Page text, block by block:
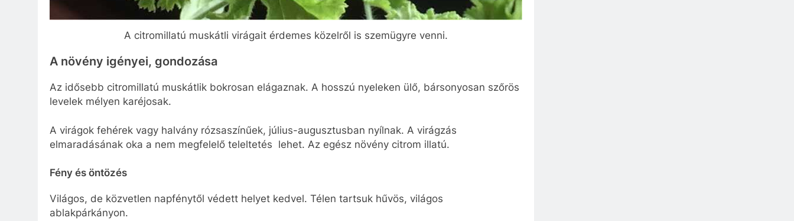
A citromillatú muskátli virágait érdemes közelről is szemügyre venni.
A növény igényei, gondozása
Az idősebb citromillatú muskátlik bokrosan elágaznak. A hosszú nyeleken ülő, bársonyosan szőrös
levelek mélyen karéjosak.
A virágok fehérek vagy halvány rózsaszínűek, július-augusztusban nyílnak. A virágzás
elmaradásának oka a nem megfelelő teleltetés lehet. Az egész növény citrom illatú.
Fény és öntözés
Világos, de közvetlen napfénytől védett helyet kedvel. Télen tartsuk hűvös, világos
ablakpárkányon.